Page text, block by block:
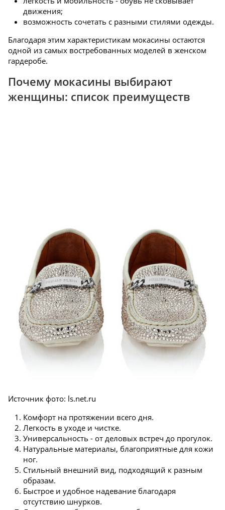
движения;
возможность сочетать с разными стилями одежды.
Благодаря этим характеристикам мокасины остаются
одной из самых востребованных моделей в женском
гардеробе.
Почему мокасины выбирают
женщины: список преимуществ
Источник фото: ls.net.ru
Комфорт на протяжении всего дня.
Легкость в уходе и чистке.
Универсальность - от деловых встреч до прогулок.
Натуральные материалы, благоприятные для кожи
ног.
Стильный внешний вид, подходящий к разным
образам.
Быстрое и удобное надевание благодаря
отсутствию шнурков.